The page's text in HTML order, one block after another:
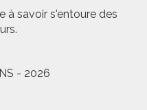
à savoir s'entoure des
- 2026